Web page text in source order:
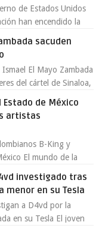
de Estados Unidos
han encendido la
sacuden
El Mayo Zambada
del cártel de Sinaloa,
de México
artistas
B-King y
El mundo de la
investigado tras
menor en su Tesla
a D4vd por la
en su Tesla El joven